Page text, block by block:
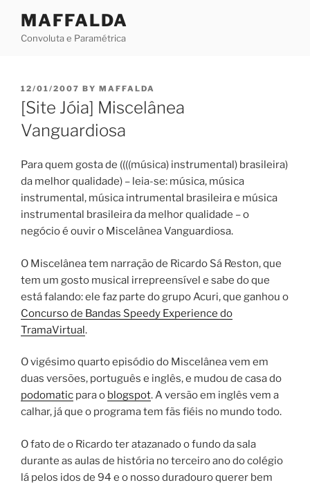
content
MAFFALDA
Convoluta e Paramétrica
POSTED
ON
12/01/2007 BY MAFFALDA
[Site Jóia] Miscelânea
Vanguardiosa
Para quem gosta de ((((música) instrumental) brasileira)
da melhor qualidade) – leia-se: música, música
instrumental, música intrumental brasileira e música
instrumental brasileira da melhor qualidade – o
negócio é ouvir o Miscelânea Vanguardiosa.
O Miscelânea tem narração de Ricardo Sá Reston, que
tem um gosto musical irrepreensível e sabe do que
está falando: ele faz parte do grupo Acuri, que ganhou o
Concurso de Bandas Speedy Experience do
TramaVirtual.
O vigésimo quarto episódio do Miscelânea vem em
duas versões, português e inglês, e mudou de casa do
podomatic para o blogspot. A versão em inglês vem a
calhar, já que o programa tem fãs fiéis no mundo todo.
O fato de o Ricardo ter atazanado o fundo da sala
durante as aulas de história no terceiro ano do colégio
lá pelos idos de 94 e o nosso duradouro querer bem